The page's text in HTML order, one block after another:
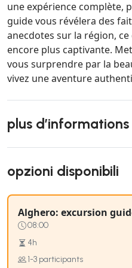
une expérience complète,
guide vous révélera des
anecdotes sur la région,
encore plus captivante.
vous surprendre par la
vivez une aventure
plus d’informations
opzioni disponibili
Alghero: excursion
08:00
4h
1-3 participants